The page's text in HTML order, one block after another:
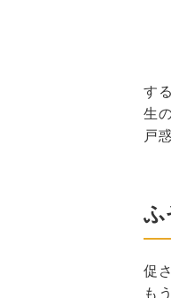
す
生
戸
ふ
促
も